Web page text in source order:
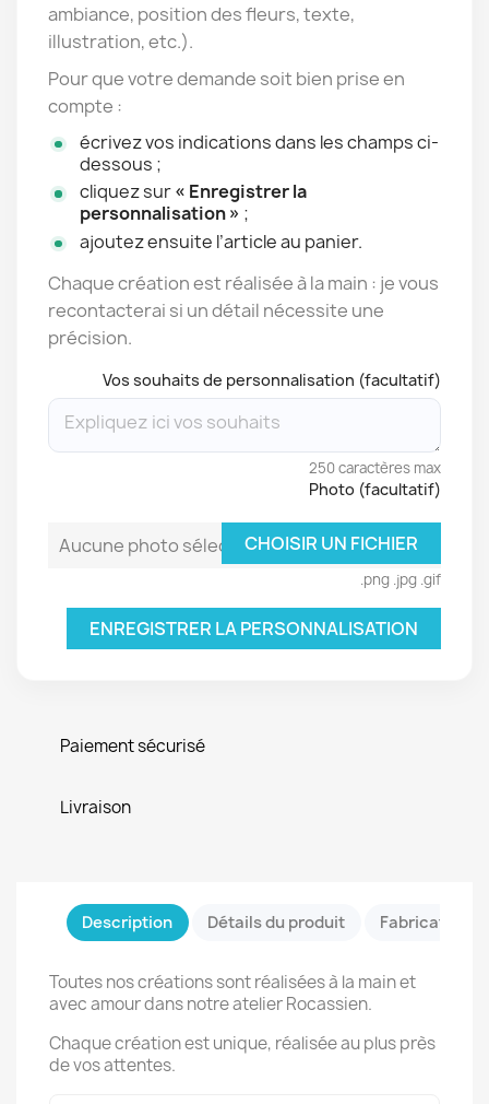
ambiance, position des fleurs, texte,
illustration, etc.).
Pour que votre demande soit bien prise en
compte :
écrivez vos indications dans les champs ci-
dessous ;
cliquez sur« Enregistrer la
personnalisation » ;
ajoutez ensuite l’article au panier.
Chaque création est réalisée à la main : je vous
recontacterai si un détail nécessite une
précision.
Vos souhaits de personnalisation (facultatif)
250 caractères max
Photo (facultatif)
Aucune photo sélectionnéeCHOISIR UN FICHIER
.png .jpg .gif
ENREGISTRER LA PERSONNALISATION
Paiement sécurisé
Livraison
Description Détails du produit Fabrication
Toutes nos créations sont réalisées à la main et
avec amour dans notre atelier Rocassien.
Chaque création est unique, réalisée au plus près
de vos attentes.